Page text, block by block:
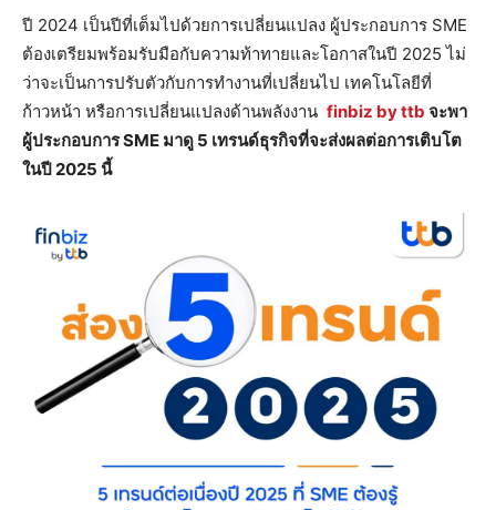
ปี 2024 เป็นปีที่เต็มไปด้วยการเปลี่ยนแปลง ผู้ประกอบการ SME
ต้องเตรียมพร้อมรับมือกับความท้าทายและโอกาสในปี 2025 ไม่
ว่าจะเป็นการปรับตัวกับการทำงานที่เปลี่ยนไป เทคโนโลยีที่
ก้าวหน้า หรือการเปลี่ยนแปลงด้านพลังงาน finbiz by ttb จะพา
ผู้ประกอบการ SME มาดู 5 เทรนด์ธุรกิจที่จะส่งผลต่อการเติบโต
ในปี 2025 นี้